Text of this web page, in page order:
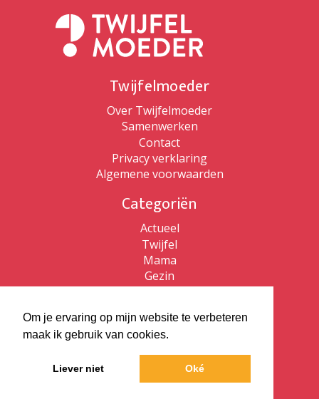
Om je ervaring op mijn website te verbeteren
maak ik gebruik van cookies.
Liever niet Oké
Twijfelmoeder
Over Twijfelmoeder
Samenwerken
Contact
Privacy verklaring
Algemene voorwaarden
Categoriën
Actueel
Twijfel
Mama
Gezin
Patricia de Ryck
Patricia de Ryck
Vlaams kijken